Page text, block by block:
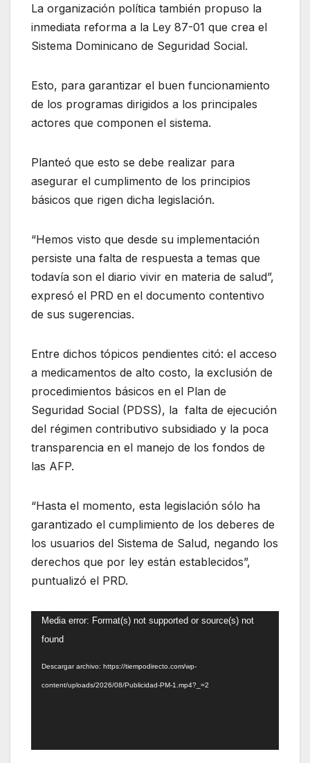
La organización política también propuso la
inmediata reforma a la Ley 87-01 que crea el
Sistema Dominicano de Seguridad Social.
Esto, para garantizar el buen funcionamiento
de los programas dirigidos a los principales
actores que componen el sistema.
Planteó que esto se debe realizar para
asegurar el cumplimento de los principios
básicos que rigen dicha legislación.
“Hemos visto que desde su implementación
persiste una falta de respuesta a temas que
todavía son el diario vivir en materia de salud”,
expresó el PRD en el documento contentivo
de sus sugerencias.
Entre dichos tópicos pendientes citó: el acceso
a medicamentos de alto costo, la exclusión de
procedimientos básicos en el Plan de
Seguridad Social (PDSS), la falta de ejecución
del régimen contributivo subsidiado y la poca
transparencia en el manejo de los fondos de
las AFP.
“Hasta el momento, esta legislación sólo ha
garantizado el cumplimiento de los deberes de
los usuarios del Sistema de Salud, negando los
derechos que por ley están establecidos”,
puntualizó el PRD.
Reproductor
de
Media error: Format(s) not supported or source(s) not
found
Descargar archivo: https://tiempodirecto.com/wp-
content/uploads/2026/08/Publicidad-PM-1.mp4?_=2